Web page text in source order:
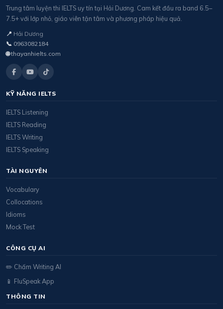
Trung tâm luyện thi IELTS uy tín tại Hải Dương. Cam kết đầu ra band 6.5–
7.5+ với lớp nhỏ, giáo viên tận tâm và phương pháp hiệu quả.
📍 Hải Dương
📞 0963082184
🌐 thayanhielts.com
KỸ NĂNG IELTS
IELTS Listening
IELTS Reading
IELTS Writing
IELTS Speaking
TÀI NGUYÊN
Vocabulary
Collocations
Idioms
Mock Test
CÔNG CỤ AI
✏️ Chấm Writing AI
📱 FluSpeak App
THÔNG TIN